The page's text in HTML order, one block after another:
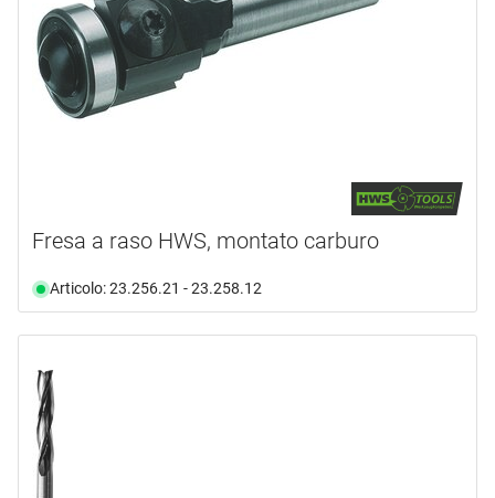
Fresa a raso HWS, montato carburo
Articolo: 23.256.21 - 23.258.12